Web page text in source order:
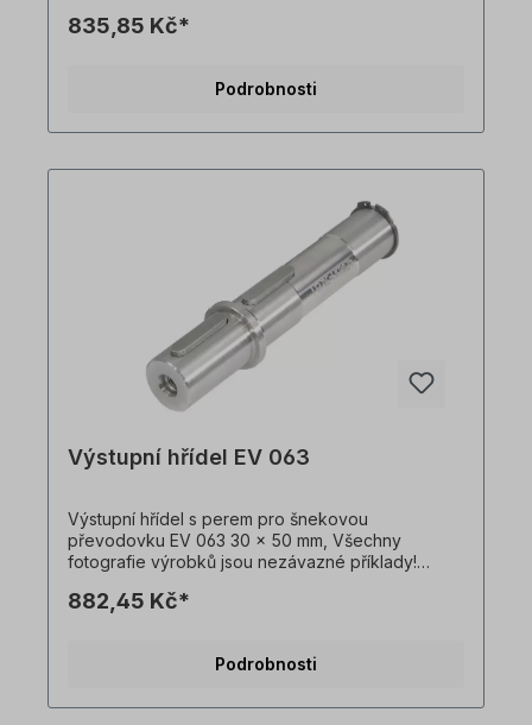
835,85 Kč*
Podrobnosti
Výstupní hřídel EV 063
Výstupní hřídel s perem pro šnekovou
převodovku EV 063 30 x 50 mm, Všechny
fotografie výrobků jsou nezávazné příklady!
informaceTato pohonná jednotka je vyrobena na
pouze ilustrativní. Technické specifikace se
882,45 Kč*
Podrobnosti